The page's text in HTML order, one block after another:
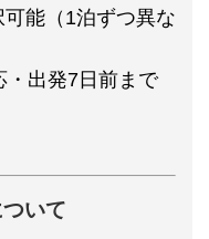
可能（1泊ずつ異な
・出発7日前まで
いて